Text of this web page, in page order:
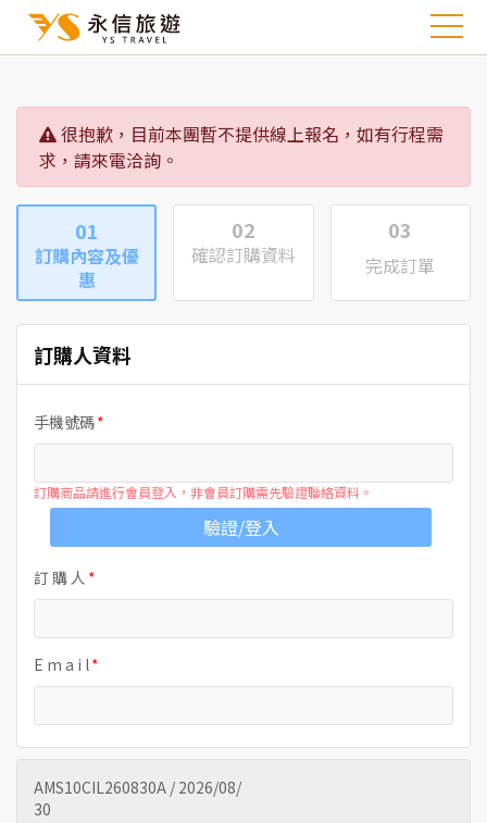
很抱歉，目前本團暫不提供線上報名，如有行程需
求，請來電洽詢。
01
訂購內容及優
惠
02
確認訂購資料
03
完成訂單
訂購人資料
手機號碼
訂購商品請進行會員登入，非會員訂購需先驗證聯絡資料。
驗證/登入
訂 購 人
E m a i l
AMS10CIL260830A / 2026/08/
30